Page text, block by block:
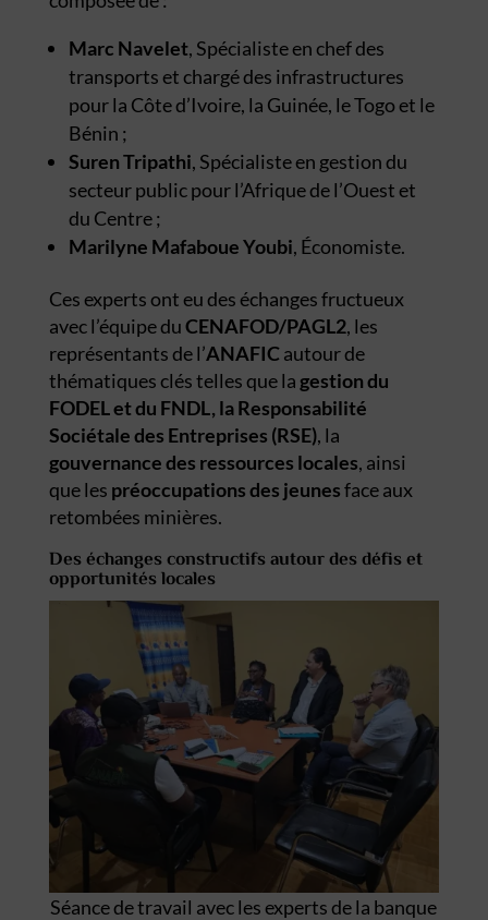
Marc Navelet, Spécialiste en chef des
transports et chargé des infrastructures
pour la Côte d’Ivoire, la Guinée, le Togo et le
Bénin ;
Suren Tripathi, Spécialiste en gestion du
secteur public pour l’Afrique de l’Ouest et
du Centre ;
Marilyne Mafaboue Youbi, Économiste.
Ces experts ont eu des échanges fructueux
avec l’équipe duCENAFOD/PAGL2, les
représentants de l’ANAFICautour de
thématiques clés telles que la gestion du
FODEL et du FNDL, laResponsabilité
Sociétale des Entreprises (RSE), la
gouvernance des ressources locales, ainsi
que les préoccupations des jeunesface aux
retombées minières.
Des échanges constructifs autour des défis et
opportunités locales
Séance de travail avec les experts de la banque